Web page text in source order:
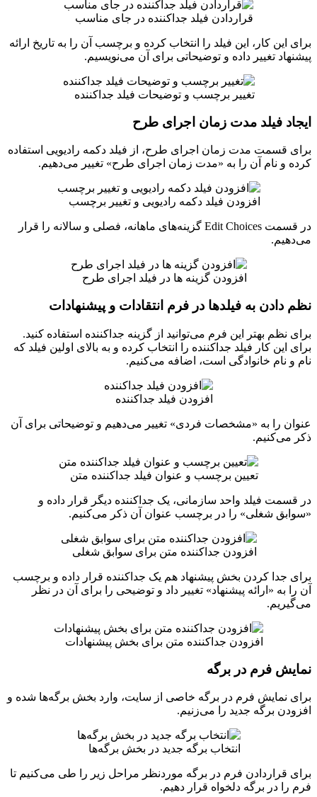
قراردادن فیلد جداکننده در جای مناسب
برای این کار، این فیلد را انتخاب کرده و برچسب آن را به تاریخ ارائه
پیشنهاد تغییر داده و توضیحاتی برای آن می‌نویسیم.
تغییر برچسب و توضیحات فیلد جداکننده
ایجاد فیلد مدت زمان اجرای طرح
برای قسمت مدت زمان اجرای طرح، از فیلد دکمه رادیویی استفاده
کرده و نام آن را به «مدت زمان اجرای طرح» تغییر می‌دهیم.
افزودن فیلد دکمه رادیویی و تغییر برچسب
در قسمت Edit Choices گزینه‌های ماهانه، فصلی و سالانه را قرار
می‌دهیم.
افزودن گزینه ها در فیلد اجرای طرح
نظم دادن به فیلدها در فرم انتقادات و پیشنهادات
برای نظم بهتر این فرم می‌توانید از گزینه جداکننده استفاده کنید.
برای این کار فیلد جداکننده را انتخاب کرده و به بالای اولین فیلد که
نام و نام خانوادگی است، اضافه می‌کنیم.
افزودن فیلد جداکننده
عنوان را به «مشخصات فردی» تغییر می‌دهیم و توضیحاتی برای آن
ذکر می‌کنیم.
تعیین برچسب و عنوان فیلد جداکننده متن
در قسمت فیلد واحد سازمانی، یک جداکننده دیگر قرار داده و
«سوابق شغلی» را در برچسب عنوان آن ذکر می‌کنیم.
افزودن جداکننده متن برای سوابق شغلی
برای جدا کردن بخش پیشنهاد هم یک جداکننده قرار داده و برچسب
آن را به «ارائه پیشنهاد» تغییر داد و توضیحی را برای آن در نظر
می‌گیریم.
افزودن جداکننده متن برای بخش پیشنهادات
نمایش فرم در برگه
برای نمایش فرم در برگه خاصی از سایت، وارد بخش برگه‌ها شده و
افزودن برگه جدید را می‌زنیم.
انتخاب برگه جدید در بخش برگه‌ها
برای قراردادن فرم در برگه موردنظر مراحل زیر را طی می‌کنیم تا
فرم را در برگه دلخواه قرار دهیم.